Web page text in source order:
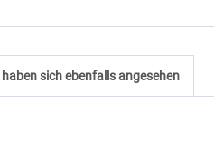
sich ebenfalls angesehen
MUSTER